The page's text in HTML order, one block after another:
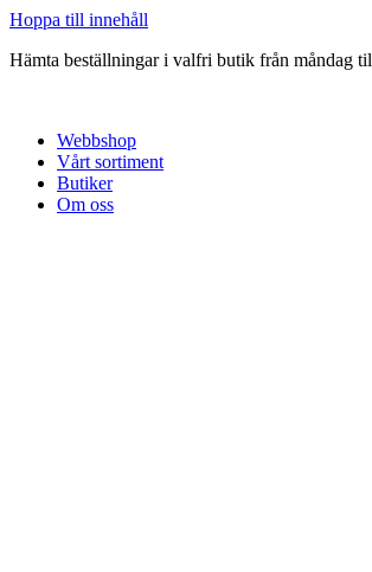
Hoppa till innehåll
Hämta beställningar i valfri butik från måndag
Webbshop
Vårt sortiment
Butiker
Om oss